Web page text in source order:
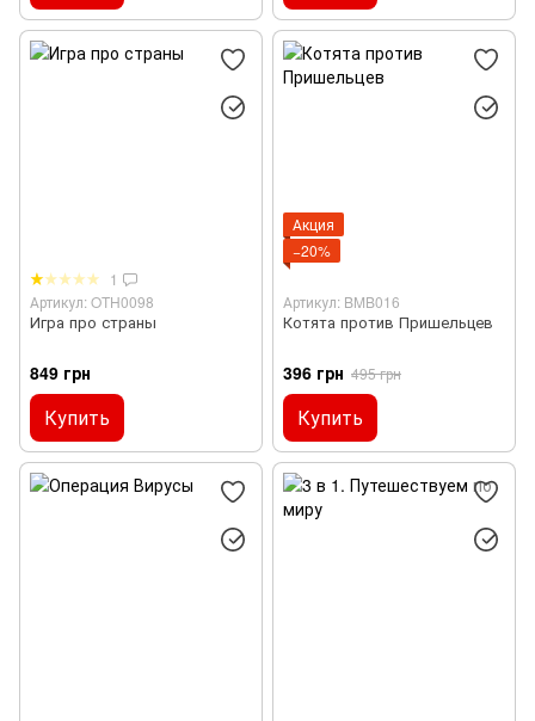
1
Артикул: OTH0098
Игра про страны
849 грн
Купить
Акция
−20%
Артикул: BMB016
Котята против Пришельцев
396 грн 495 грн
Купить